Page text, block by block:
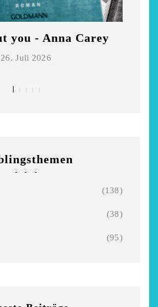
you - Anna Carey
26. Juli 2026
(138)
(38)
(95)